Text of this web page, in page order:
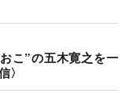
こ”の五木寛之を一
〉